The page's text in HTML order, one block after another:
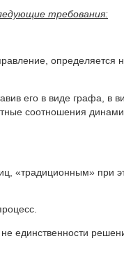
требования:
определяется
его в виде графа, в
соотношения
«традиционным» при
единственности